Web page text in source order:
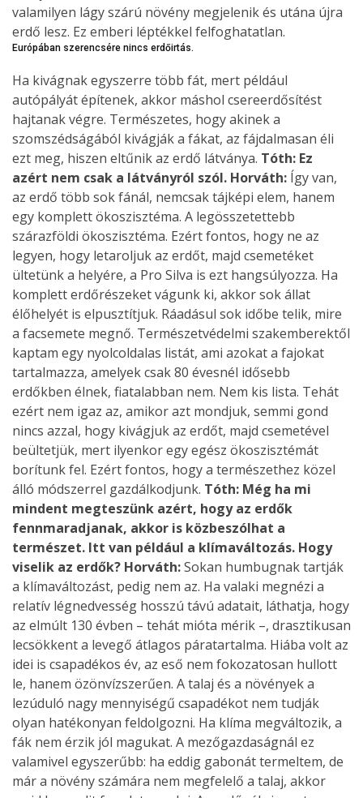
valamilyen lágy szárú növény megjelenik és utána újra
erdő lesz. Ez emberi léptékkel felfoghatatlan.
Európában szerencsére nincs erdőirtás.
Ha kivágnak egyszerre több fát, mert például
autópályát építenek, akkor máshol csereerdősítést
hajtanak végre. Természetes, hogy akinek a
szomszédságából kivágják a fákat, az fájdalmasan éli
ezt meg, hiszen eltűnik az erdő látványa. Tóth: Ez
azért nem csak a látványról szól. Horváth: Így van,
az erdő több sok fánál, nemcsak tájképi elem, hanem
egy komplett ökoszisztéma. A legösszetettebb
szárazföldi ökoszisztéma. Ezért fontos, hogy ne az
legyen, hogy letaroljuk az erdőt, majd csemetéket
ültetünk a helyére, a Pro Silva is ezt hangsúlyozza. Ha
komplett erdőrészeket vágunk ki, akkor sok állat
élőhelyét is elpusztítjuk. Ráadásul sok időbe telik, mire
a facsemete megnő. Természetvédelmi szakemberektől
kaptam egy nyolcoldalas listát, ami azokat a fajokat
tartalmazza, amelyek csak 80 évesnél idősebb
erdőkben élnek, fiatalabban nem. Nem kis lista. Tehát
ezért nem igaz az, amikor azt mondjuk, semmi gond
nincs azzal, hogy kivágjuk az erdőt, majd csemetével
beültetjük, mert ilyenkor egy egész ökoszisztémát
borítunk fel. Ezért fontos, hogy a természethez közel
álló módszerrel gazdálkodjunk. Tóth: Még ha mi
mindent megteszünk azért, hogy az erdők
fennmaradjanak, akkor is közbeszólhat a
természet. Itt van például a klímaváltozás. Hogy
viselik az erdők? Horváth:Sokan humbugnak tartják
a klímaváltozást, pedig nem az. Ha valaki megnézi a
relatív légnedvesség hosszú távú adatait, láthatja, hogy
az elmúlt 130 évben – tehát mióta mérik –, drasztikusan
lecsökkent a levegő átlagos páratartalma. Hiába volt az
idei is csapadékos év, az eső nem fokozatosan hullott
le, hanem özönvízszerűen. A talaj és a növények a
lezúduló nagy mennyiségű csapadékot nem tudják
olyan hatékonyan feldolgozni. Ha klíma megváltozik, a
fák nem érzik jól magukat. A mezőgazdaságnál ez
valamivel egyszerűbb: ha eddig gabonát termeltem, de
már a növény számára nem megfelelő a talaj, akkor